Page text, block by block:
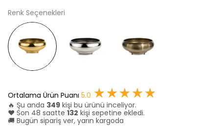
Renk Seçenekleri
Ortalama Ürün Puanı 5.0 ★★★★★
🔥 Şu anda 349 kişi bu ürünü inceliyor.
❤️ Son 48 saatte 132 kişi sepetine ekledi.
🚚 Bugün sipariş ver, yarın kargoda